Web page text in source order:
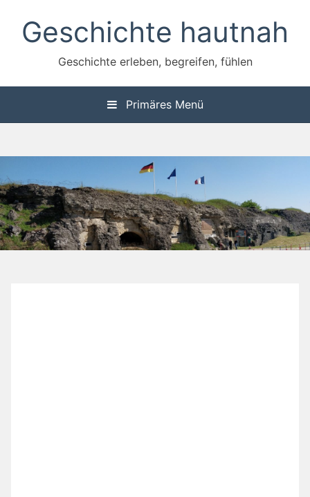
Inhalt
springenGeschichte hautnah
Geschichte erleben, begreifen, fühlen
Primäres Menü